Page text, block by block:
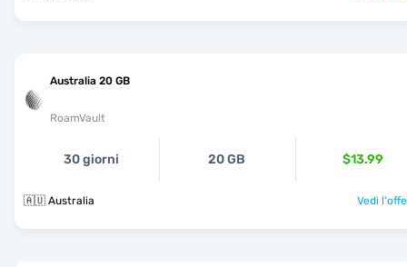
Australia 20 GB
RoamVault
30 giorni 20 GB $13.99
🇦🇺 Australia Vedi